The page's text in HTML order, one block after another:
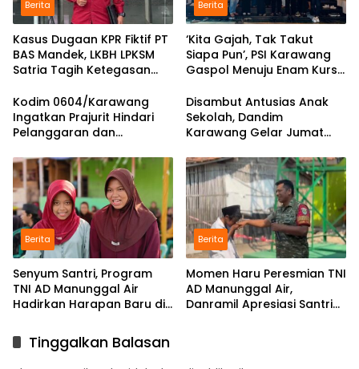
Berita
Kasus Dugaan KPR Fiktif PT
BAS Mandek, LKBH LPKSM
Satria Tagih Ketegasan
Berita
‘Kita Gajah, Tak Takut
Siapa Pun’, PSI Karawang
Gaspol Menuju Enam Kursi
Kodim 0604/Karawang
Ingatkan Prajurit Hindari
Pelanggaran dan
Disambut Antusias Anak
Sekolah, Dandim
Karawang Gelar Jumat
Berita
Senyum Santri, Program
TNI AD Manunggal Air
Hadirkan Harapan Baru di
Berita
Momen Haru Peresmian TNI
AD Manunggal Air,
Danramil Apresiasi Santri
Tinggalkan Balasan